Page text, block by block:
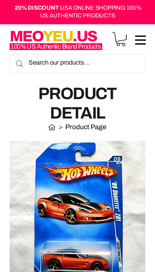
20% DISCOUNTUSA ONLINE SHOPPING 100%
US AUTHENTIC PRODUCTS
MEOYEU.US
100% US Authentic Brand Products
PRODUCT
DETAIL
> Product Page